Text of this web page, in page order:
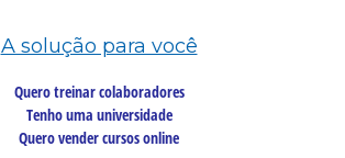
A solução para você
Quero treinar colaboradores
Tenho uma universidade
Quero vender cursos online